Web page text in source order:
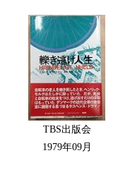
TBS出版会
1979年09月